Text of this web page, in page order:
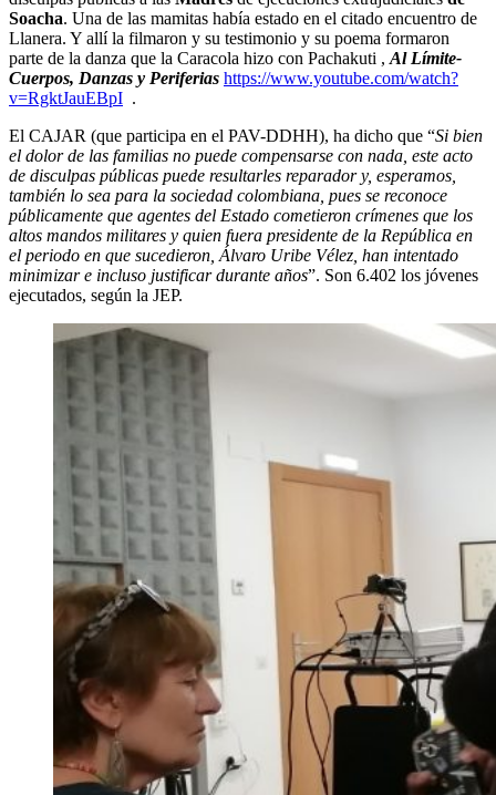
Soacha. Una de las mamitas había estado en el citado encuentro de
Llanera. Y allí la filmaron y su testimonio y su poema formaron
parte de la danza que la Caracola hizo con Pachakuti , Al Límite-
Cuerpos, Danzas y Periferias https://www.youtube.com/watch?
v=RgktJauEBpI .
El CAJAR (que participa en el PAV-DDHH), ha dicho que “Si bien
el dolor de las familias no puede compensarse con nada, este acto
de disculpas públicas puede resultarles reparador y, esperamos,
también lo sea para la sociedad colombiana, pues se reconoce
públicamente que agentes del Estado cometieron crímenes que los
altos mandos militares y quien fuera presidente de la República en
el periodo en que sucedieron, Álvaro Uribe Vélez, han intentado
minimizar e incluso justificar durante años”. Son 6.402 los jóvenes
ejecutados, según la JEP.